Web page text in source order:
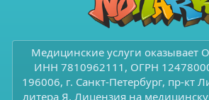
Медицинские услуги
ИНН 7810962111, ОГРН
196006, г. Санкт-Петербург, пр-кт
литера Я. Лицензия на